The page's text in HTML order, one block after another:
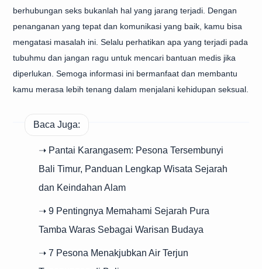
berhubungan seks bukanlah hal yang jarang terjadi. Dengan
penanganan yang tepat dan komunikasi yang baik, kamu bisa
mengatasi masalah ini. Selalu perhatikan apa yang terjadi pada
tubuhmu dan jangan ragu untuk mencari bantuan medis jika
diperlukan. Semoga informasi ini bermanfaat dan membantu
kamu merasa lebih tenang dalam menjalani kehidupan seksual.
Baca Juga:
➝ Pantai Karangasem: Pesona Tersembunyi
Bali Timur, Panduan Lengkap Wisata Sejarah
dan Keindahan Alam
➝ 9 Pentingnya Memahami Sejarah Pura
Tamba Waras Sebagai Warisan Budaya
➝ 7 Pesona Menakjubkan Air Terjun